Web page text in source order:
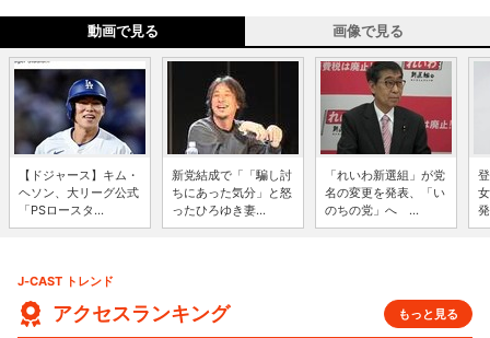
動画で見る 画像で見る
【ドジャース】キム・
ヘソン、大リーグ公式
「PSロースタ...
新党結成で「「騙し討
ちにあった気分」と怒
ったひろゆき妻...
「れいわ新選組」が党
名の変更を発表、「い
のちの党」へ ...
J-CAST トレンド
アクセスランキング もっと見る